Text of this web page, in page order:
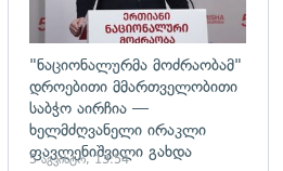
"ნაციონალურმა მოძრაობამ"
დროებითი მმართველობითი
საბჭო აირჩია —
ხელმძღვანელი ირაკლი
ფავლენიშვილი გახდა
5 აგვისტო, 13:54